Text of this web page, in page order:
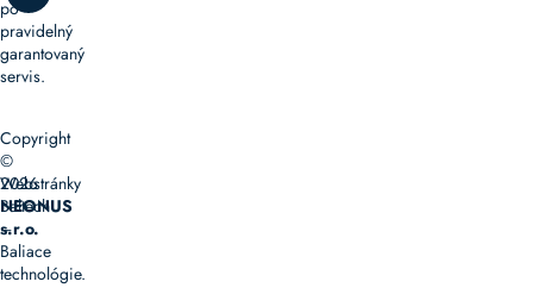
po
pravidelný
garantovaný
servis.
Copyright
©
2026
Baltech
–
Baliace
technológie.
Webstránky
NEONUS
s.r.o.